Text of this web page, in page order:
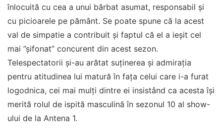
înlocuită cu cea a unui bărbat asumat, responsabil și
cu picioarele pe pământ. Se poate spune că la acest
val de simpatie a contribuit și faptul că el a ieșit cel
mai ”șifonat” concurent din acest sezon.
Telespectatorii și-au arătat suținerea și admirația
pentru atitudinea lui matură în fața celui care i-a furat
logodnica, cei mai mulți dintre ei insistând ca acesta își
merită rolul de ispită masculină în sezonul 10 al show-
ului de la Antena 1.